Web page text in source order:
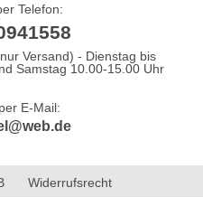
Telefon:
Versand) - Dienstag bis
Samstag 10.00-15.00 Uhr
E-Mail:
Widerrufsrecht